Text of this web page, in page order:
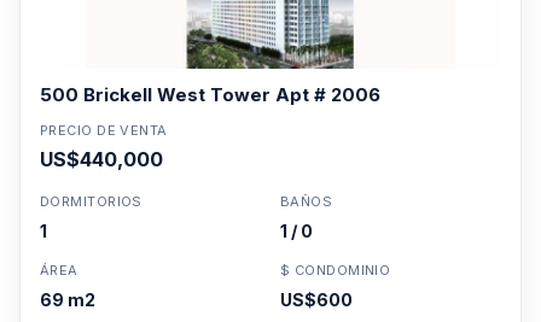
500 Brickell West Tower Apt # 2006
PRECIO DE VENTA
US$440,000
DORMITORIOS
1
BAÑOS
1 / 0
ÁREA
69 m2
$ CONDOMINIO
US$600